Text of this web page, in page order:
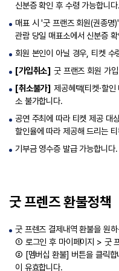
신분증 확인 후 수령 가능합니다.
매표 시 '굿 프랜즈 회원(권종
관람 당일 매표소에서 신분증
회원 본인이 아닐 경우, 티켓 수
[가입취소] 굿 프랜즈 회원 가
[취소불가] 제공혜택(티켓·할
소 불가합니다.
공연 주최에 따라 티켓 제공 대
할인율에 따라 제공해 드리는
기부금 영수증 발급 가능합니다.
굿 프렌즈 환불정책
굿 프렌즈 결제내역 환불을 원
① 로그인 후 마이페이지 > 굿
② [멤버십 환불] 버튼을 클릭합
이 유효합니다.